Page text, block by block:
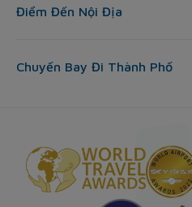
Điểm Đến Nội Địa
Chuyến Bay Đi Thành Phố